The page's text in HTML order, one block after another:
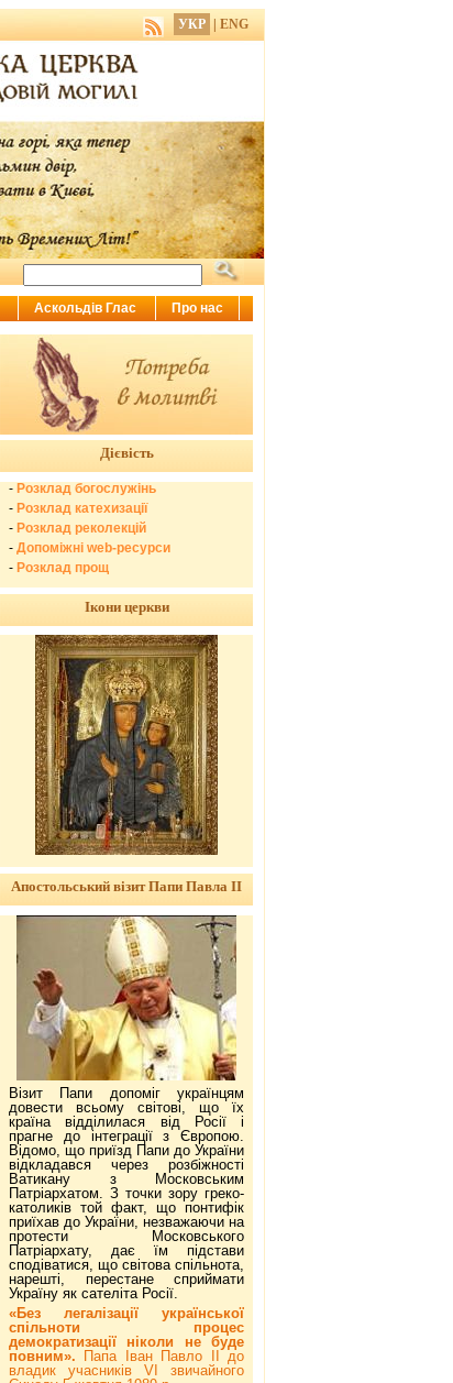
Дієвість
- Розклад богослужінь
- Розклад катехизації
- Розклад реколекцій
- Допоміжні web-ресурси
- Розклад прощ
Ікони церкви
Апостольський візит Папи Павла ІІ
Візит Папи допоміг українцям
довести всьому світові, що їх
країна відділилася від Росії і
прагне до інтеграції з Європою.
Відомо, що приїзд Папи до України
відкладався через розбіжності
Ватикану з Московським
Патріархатом. З точки зору греко-
католиків той факт, що понтифік
приїхав до України, незважаючи на
протести Московського
Патріархату, дає їм підстави
сподіватися, що світова спільнота,
нарешті, перестане сприймати
Україну як сателіта Росії.
«Без легалізації української
спільноти процес
демократизації ніколи не буде
повним».
Папа Іван Павло ІІ до
владик учасників VI звичайного
УКР ENG
Аскольдів Глас Про нас